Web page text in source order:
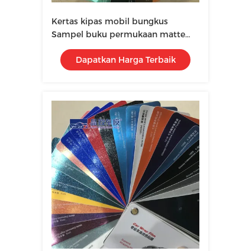
Kertas kipas mobil bungkus
Sampel buku permukaan matte
disesuaikan
Dapatkan Harga Terbaik